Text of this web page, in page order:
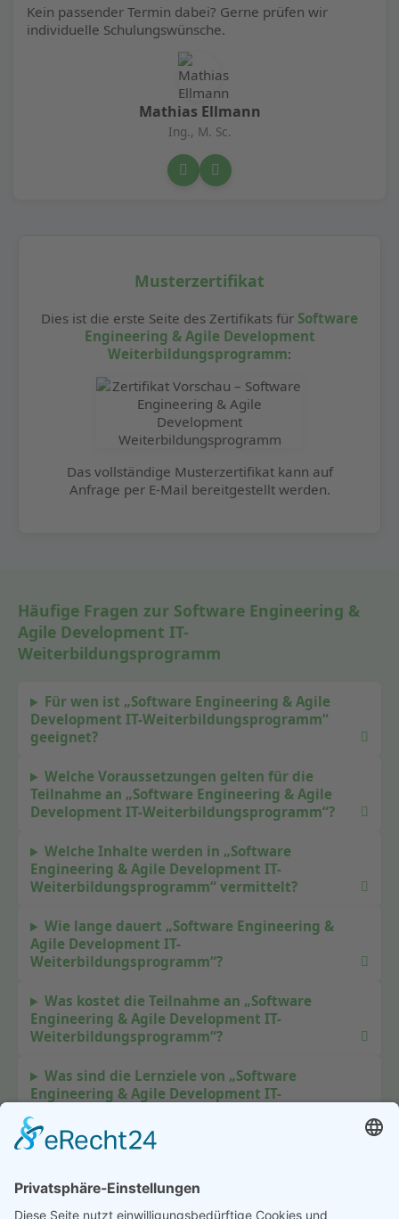
Kein passender Termin dabei? Gerne prüfen wir
individuelle Schulungswünsche.
Mathias Ellmann
Ing., M. Sc.
Musterzertifikat
Dies ist die erste Seite des Zertifikats für Software
Engineering & Agile Development
Weiterbildungsprogramm:
Das vollständige Musterzertifikat kann auf
Anfrage per E-Mail bereitgestellt werden.
Häufige Fragen zur Software Engineering &
Agile Development IT-
Weiterbildungsprogramm
Für wen ist „Software Engineering & Agile
Development IT-Weiterbildungsprogramm“
geeignet?
Welche Voraussetzungen gelten für die
Teilnahme an „Software Engineering & Agile
Development IT-Weiterbildungsprogramm“?
Welche Inhalte werden in „Software
Engineering & Agile Development IT-
Weiterbildungsprogramm“ vermittelt?
Wie lange dauert „Software Engineering &
Agile Development IT-
Weiterbildungsprogramm“?
Was kostet die Teilnahme an „Software
Engineering & Agile Development IT-
Weiterbildungsprogramm“?
Was sind die Lernziele von „Software
Engineering & Agile Development IT-
Gibt es ein Teilnahmezertifikat zu „Software
Weiterbildungsprogramm“?